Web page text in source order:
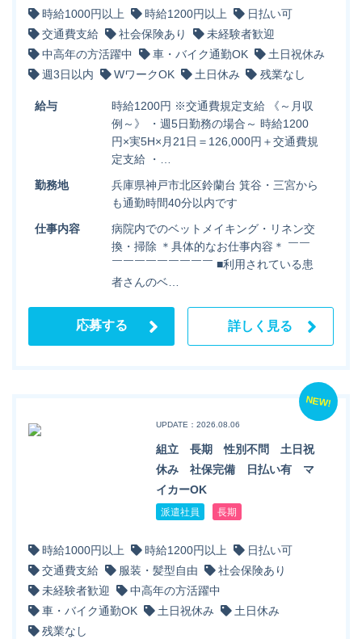
時給1000円以上 時給1200円以上
日払い可
交通費支給
社会保険あり
未経験者歓迎
中高年の方活躍中
車・バイク通勤OK
土日祝休み
週3日以内
WワークOK 土日休み 残業なし
給与
時給1200円 ※交通費規定支給 《～月収
例～》 ・週5日勤務の場合～ 時給1200
円×実5H×月21日＝126,000円＋交通費規
定支給 ・…
勤務地
兵庫県神戸市北区鈴蘭台 箕谷・三宮から
も通勤時間40分以内です
仕事内容
病院内でのベットメイキング・リネン交
換・掃除 ＊具体的なお仕事内容＊ ￣￣
￣￣￣￣￣￣￣￣￣ ■利用されている患
者さんのベ…
応募する 詳しく見る
NEW!
UPDATE：2026.08.06
組立 長期 性別不問 土日祝
休み 社保完備 日払い有 マ
イカーOK
派遣社員 長期
時給1000円以上 時給1200円以上
日払い可
交通費支給
服装・髪型自由
社会保険あり
未経験者歓迎
中高年の方活躍中
車・バイク通勤OK
土日祝休み
土日休み
残業なし